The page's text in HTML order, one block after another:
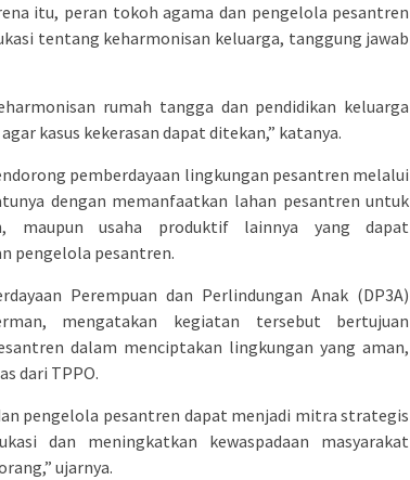
itu, peran tokoh agama dan pengelola pesantren
tentang keharmonisan keluarga, tanggung jawab
rumah tangga dan pendidikan keluarga
kasus kekerasan dapat ditekan,” katanya.
pemberdayaan lingkungan pesantren melalui
dengan memanfaatkan lahan pesantren untuk
maupun usaha produktif lainnya yang dapat
pengelola pesantren.
Perempuan dan Perlindungan Anak (DP3A)
mengatakan kegiatan tersebut bertujuan
dalam menciptakan lingkungan yang aman,
dari TPPO.
pengelola pesantren dapat menjadi mitra strategis
dan meningkatkan kewaspadaan masyarakat
ujarnya.